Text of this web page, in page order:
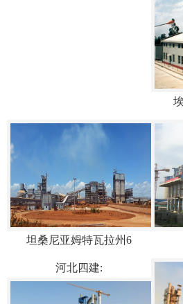
坦桑尼亚姆特瓦拉州6
河北四建: